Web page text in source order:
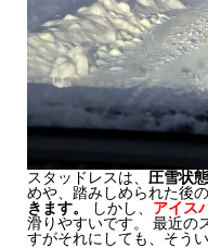
スタッドレスは、 圧雪状態
めや、踏みしめられた後
きます。
しかし、 アイス
滑りやすいです。 最近の
すがそれにしても、そう